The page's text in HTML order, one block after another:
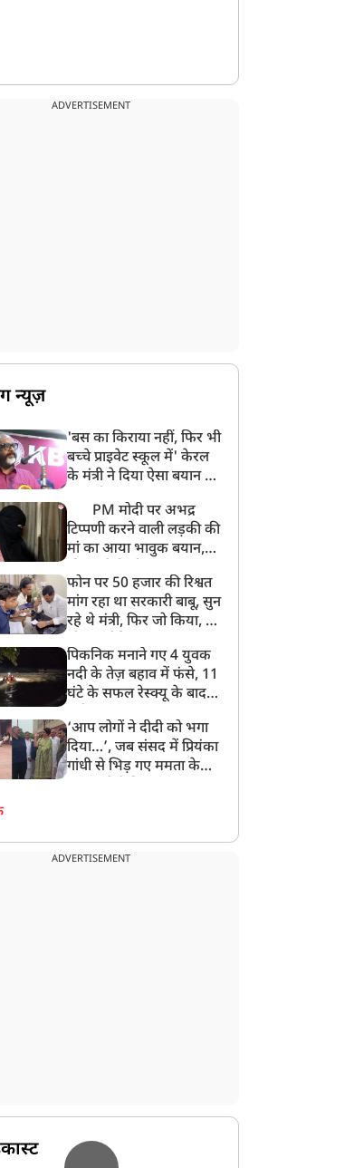
ADVERTISEMENT
न्यूज़
'बस का किराया नहीं, फिर भी
बच्चे प्राइवेट स्कूल में' केरल
के मंत्री ने दिया ऐसा बयान की
PM मोदी पर अभद्र
टिप्पणी करने वाली लड़की की
मां का आया भावुक बयान,
बेटी को गोद लें प्रधानमंत्री
फोन पर 50 हजार की रिश्वत
मांग रहा था सरकारी बाबू, सुन
रहे थे मंत्री, फिर जो किया, वो
पिकनिक मनाने गए 4 युवक
नदी के तेज़ बहाव में फंसे, 11
घंटे के सफल रेस्क्यू के बाद
‘आप लोगों ने दीदी को भगा
दिया…’, जब संसद में प्रियंका
गांधी से भिड़ गए ममता के
ADVERTISEMENT